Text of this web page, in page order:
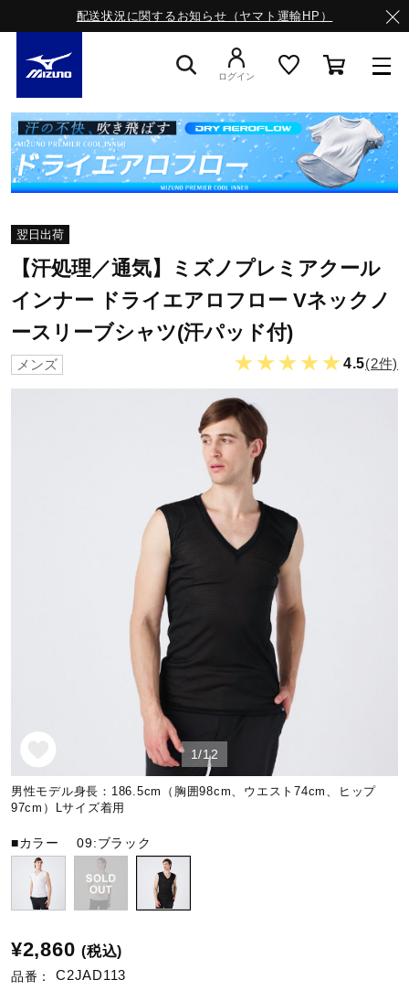
配送状況に関するお知らせ（ヤマト運輸HP）
スニーカー
ライフスタイルウエア
ランニング
サッカー／フットサル
バレーボール
テニス／ソフトテニス
バドミントン
陸上競技
ログイン
翌日出荷
【汗処理／通気】ミズノプレミアクール
インナー ドライエアロフロー Vネックノ
ースリーブシャツ(汗パッド付)
メンズ ★★★★★ 4.5(2件)
1/12
男性モデル身長：186.5cm（胸囲98cm、ウエスト74cm、ヒップ
97cm）Lサイズ着用
■カラー09:ブラック
¥2,860 (税込)
品番： C2JAD113